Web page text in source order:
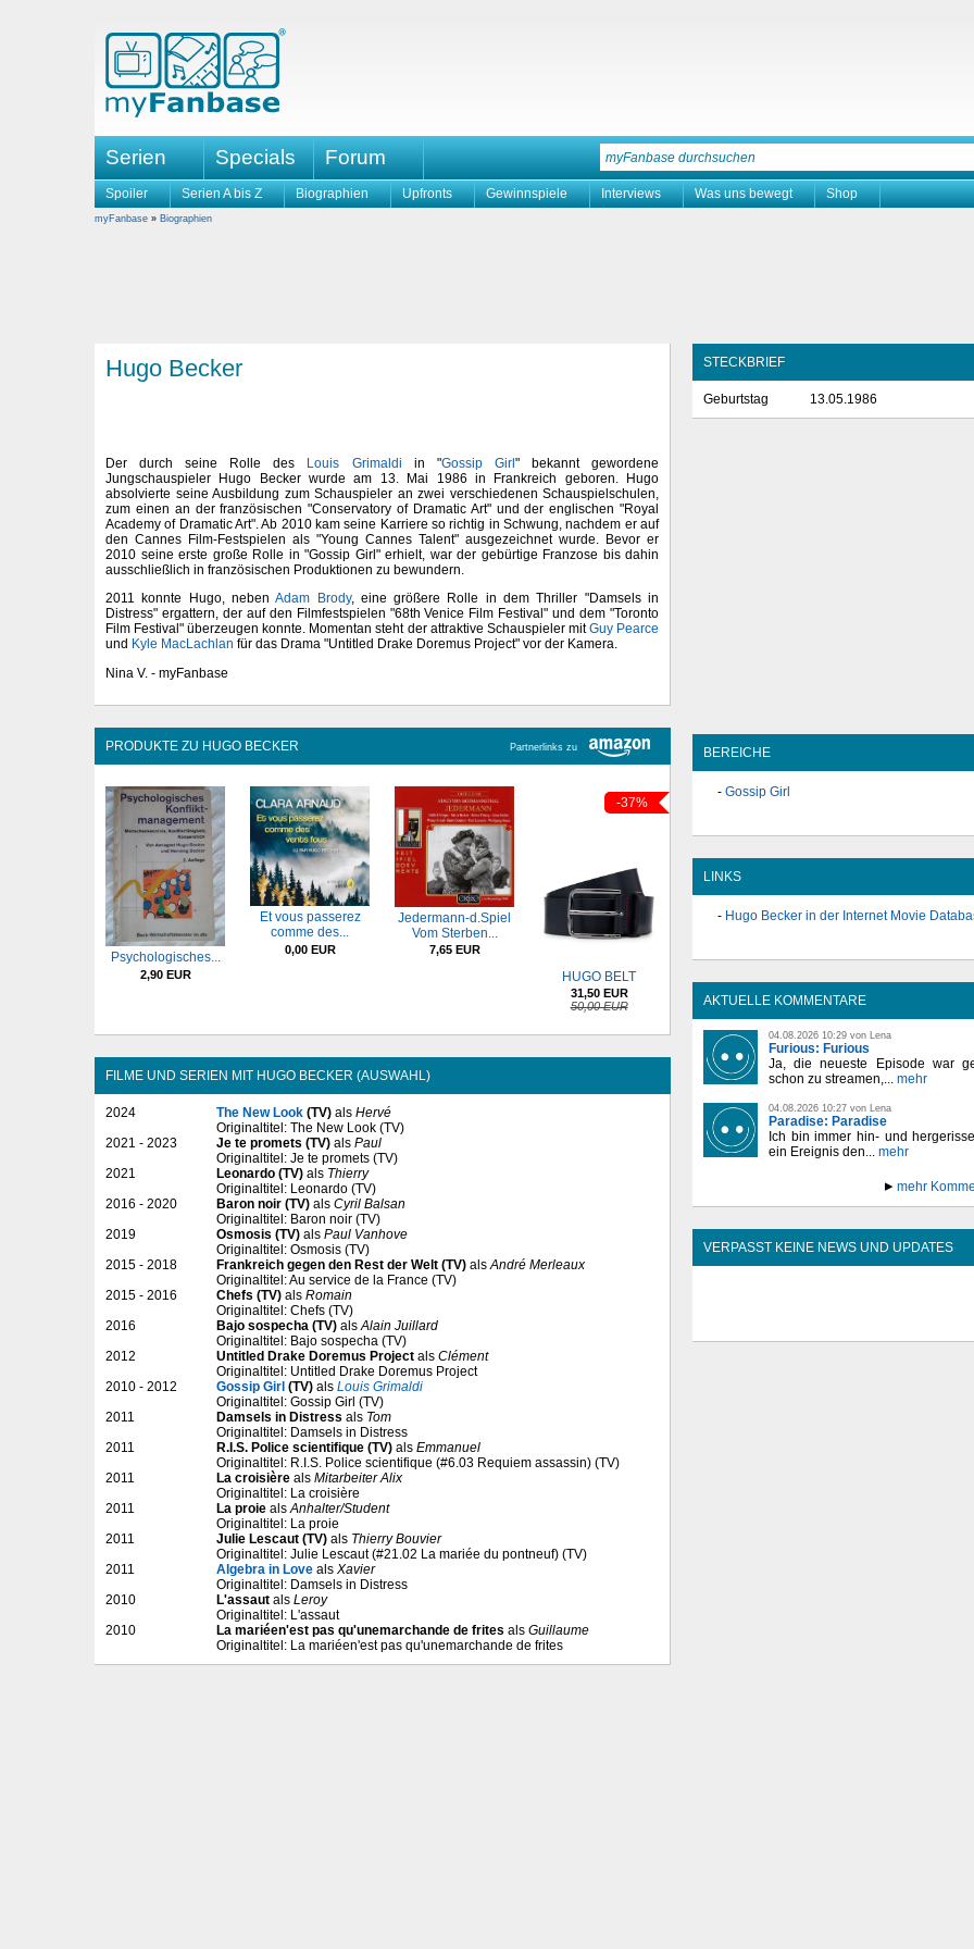
Serien Specials Forum
Spoiler Serien A bis Z Biographien Upfronts Gewinnspiele Interviews Was uns bewegt Shop
myFanbase » Biographien
Hugo Becker
Der durch seine Rolle des Louis Grimaldi in "Gossip Girl " bekannt gewordene
Jungschauspieler Hugo Becker wurde am 13. Mai 1986 in Frankreich geboren. Hugo
absolvierte seine Ausbildung zum Schauspieler an zwei verschiedenen Schauspielschulen,
zum einen an der französischen "Conservatory of Dramatic Art" und der englischen "Royal
Academy of Dramatic Art". Ab 2010 kam seine Karriere so richtig in Schwung, nachdem er auf
den Cannes Film-Festspielen als "Young Cannes Talent" ausgezeichnet wurde. Bevor er
2010 seine erste große Rolle in "Gossip Girl" erhielt, war der gebürtige Franzose bis dahin
ausschließlich in französischen Produktionen zu bewundern.
2011 konnte Hugo, nebenAdam Brody, eine größere Rolle in dem Thriller "Damsels in
Distress" ergattern, der auf den Filmfestspielen "68th Venice Film Festival" und dem "Toronto
Film Festival" überzeugen konnte. Momentan steht der attraktive Schauspieler mitGuy Pearce
und Kyle MacLachlan für das Drama "Untitled Drake Doremus Project" vor der Kamera.
Nina V. - myFanbase
Partnerlinks zu
PRODUKTE ZU HUGO BECKER
Psychologisches...
2,90 EUR
Et vous passerez
comme des...
0,00 EUR
Jedermann-d.Spiel
Vom Sterben...
7,65 EUR
-37%
HUGO BELT
31,50 EUR
50,00 EUR
FILME UND SERIEN MIT HUGO BECKER (AUSWAHL)
2024 The New Look (TV) als Hervé
Originaltitel: The New Look (TV)
2021 - 2023
Je te promets (TV) als Paul
Originaltitel: Je te promets (TV)
2021
Leonardo (TV) als Thierry
Originaltitel: Leonardo (TV)
2016 - 2020
Baron noir (TV) als Cyril Balsan
Originaltitel: Baron noir (TV)
2019
Osmosis (TV) als Paul Vanhove
Originaltitel: Osmosis (TV)
2015 - 2018
Frankreich gegen den Rest der Welt (TV) alsAndré Merleaux
Originaltitel: Au service de la France (TV)
2015 - 2016
Chefs (TV) als Romain
Originaltitel: Chefs (TV)
2016
Bajo sospecha (TV) alsAlain Juillard
Originaltitel: Bajo sospecha (TV)
2012
Untitled Drake Doremus Project als Clément
Originaltitel: Untitled Drake Doremus Project
2010 - 2012
Gossip Girl (TV) als Louis Grimaldi
Originaltitel: Gossip Girl (TV)
2011
Damsels in Distress als Tom
Originaltitel: Damsels in Distress
2011
R.I.S. Police scientifique (TV) als Emmanuel
Originaltitel: R.I.S. Police scientifique (#6.03 Requiem assassin) (TV)
2011
La croisière als Mitarbeiter Alix
Originaltitel: La croisière
2011
La proie alsAnhalter/Student
Originaltitel: La proie
2011
Julie Lescaut (TV) als Thierry Bouvier
Originaltitel: Julie Lescaut (#21.02 La mariée du pontneuf) (TV)
2011
Algebra in Love als Xavier
Originaltitel: Damsels in Distress
2010
L'assaut als Leroy
Originaltitel: L'assaut
2010
La mariéen'est pas qu'unemarchande de frites als Guillaume
Originaltitel: La mariéen'est pas qu'unemarchande de frites
STECKBRIEF
Geburtstag 13.05.1986
BEREICHE
Gossip Girl
LINKS
Hugo Becker in der Internet Movie
AKTUELLE KOMMENTARE
04.08.2026 10:29 von Lena
Furious: Furious
Ja, die neueste Episode war
schon zu streamen,... mehr
04.08.2026 10:27 von Lena
Paradise: Paradise
Ich bin immer hin- und
ein Ereignis den... mehr
mehr
VERPASST KEINE NEWS UND UPDATES